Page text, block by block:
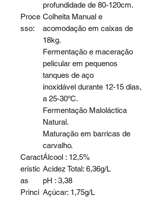
profundidade de 80-120cm.
Proce
sso:
Colheita Manual e
acomodação em caixas de
18kg.
Fermentação e maceração
pelicular em pequenos
tanques de aço
inoxidável durante 12-15 dias,
a 25-30ºC.
Fermentação Maloláctica
Natural.
Maturação em barricas de
carvalho.
Caract
erístic
as
Princi
Álcool : 12,5%
Acidez Total: 6,36g/L
pH : 3,38
Açúcar: 1,75g/L